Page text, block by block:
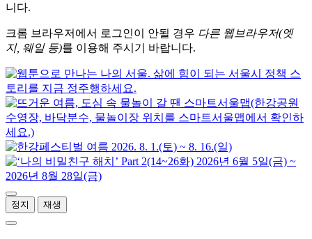
니다.
크롬 브라우저에서 로그인이 안될 경우 다른 웹브라우저(엣
지, 웨일 등)를 이용해 주시기 바랍니다.
정지 재생